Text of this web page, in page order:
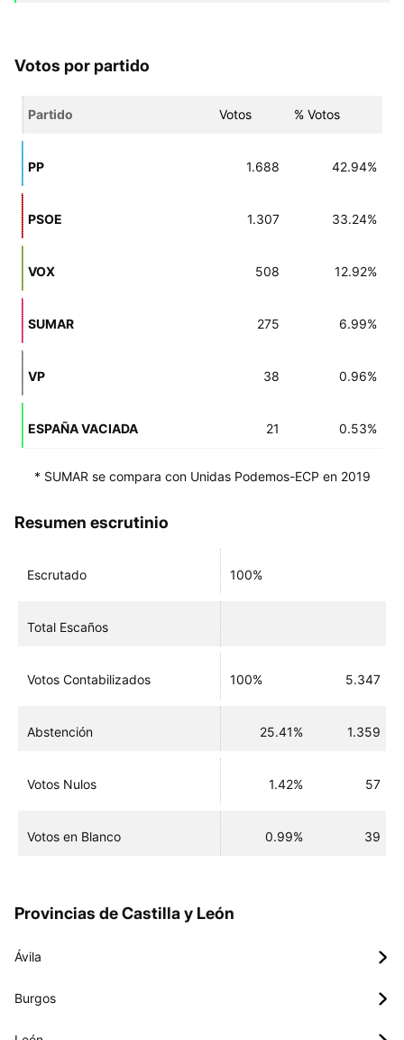
Votos por partido
Partido Votos % Votos
PP 1.688 42.94%
PSOE 1.307 33.24%
VOX 508 12.92%
SUMAR 275 6.99%
VP 38 0.96%
ESPAÑA VACIADA 21 0.53%
* SUMAR se compara con Unidas Podemos-ECP en 2019
Resumen escrutinio
Escrutado 100%
Total Escaños
Votos Contabilizados 100% 5.347
Abstención 25.41% 1.359
Votos Nulos 1.42% 57
Votos en Blanco 0.99% 39
Provincias de Castilla y León
Ávila
Burgos